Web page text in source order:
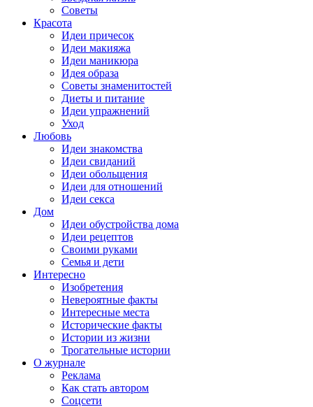
Советы
Красота
Идеи причесок
Идеи макияжа
Идеи маникюра
Идея образа
Советы знаменитостей
Диеты и питание
Идеи упражнений
Уход
Любовь
Идеи знакомства
Идеи свиданий
Идеи обольщения
Идеи для отношений
Идеи секса
Дом
Идеи обустройства дома
Идеи рецептов
Своими руками
Семья и дети
Интересно
Изобретения
Невероятные факты
Интересные места
Исторические факты
Истории из жизни
Трогательные истории
О журнале
Реклама
Как стать автором
Соцсети